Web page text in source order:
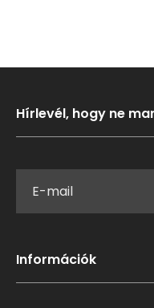
Hírlevél, hogy ne
Információk